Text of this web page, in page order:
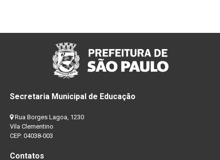
Secretaria Municipal de Educação
Rua Borges Lagoa, 1230
Vila Clementino
CEP: 04038-003
Contatos